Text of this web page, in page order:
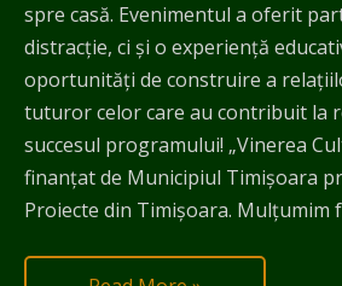
spre casă. Evenimentul a oferit
distracție, ci și o experiență
oportunități de construire a
tuturor celor care au contribuit la
succesul programului! „Vinerea
finanțat de Municipiul Timișoara
Proiecte din Timișoara. Mulţumim